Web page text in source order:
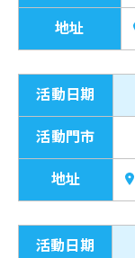
地址
活動日期
活動門市
地址
活動日期